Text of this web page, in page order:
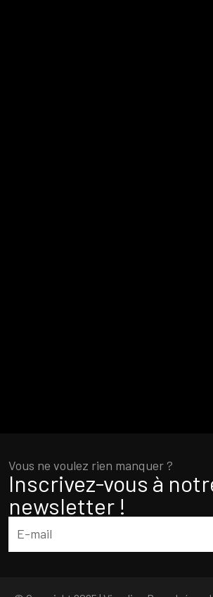
Vous ne voulez rien manquer ?
Inscrivez-vous à
newsletter !